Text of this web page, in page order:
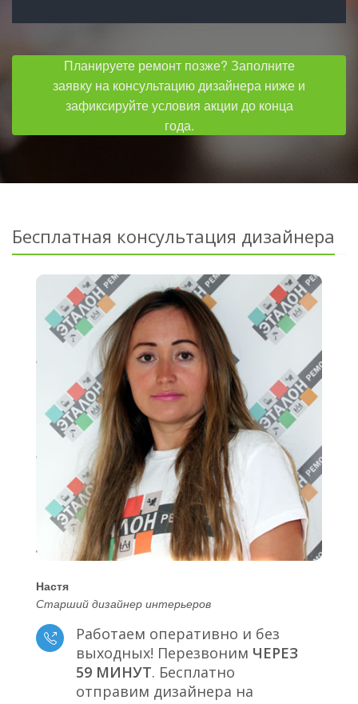
Планируете ремонт позже? Заполните
заявку на консультацию дизайнера ниже и
зафиксируйте условия акции до конца
года.
Бесплатная консультация дизайнера
Настя
Старший дизайнер интерьеров
Работаем оперативно и без
выходных! Перезвоним ЧЕРЕЗ
59 МИНУТ. Бесплатно
отправим дизайнера на